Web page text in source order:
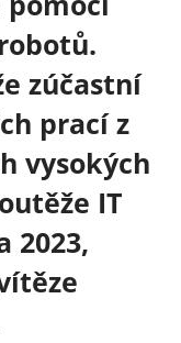
zúčastní
prací z
vysokých
IT
2023,